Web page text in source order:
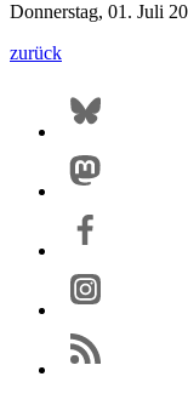
Donnerstag, 01. Juli
zurück